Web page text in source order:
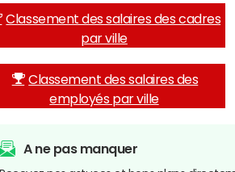
Classement des salaires des cadres
par ville
Classement des salaires des
employés par ville
A ne pas manquer